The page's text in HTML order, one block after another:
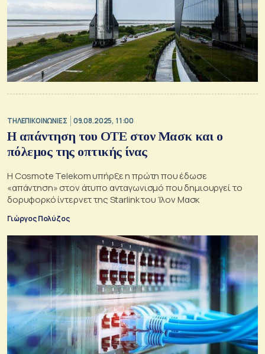
ΤΗΛΕΠΙΚΟΙΝΩΝΙΕΣ 09.08.2025, 11:00
Η απάντηση του ΟΤΕ στον Μασκ και ο
πόλεμος της οπτικής ίνας
Η Cosmote Telekom υπήρξε η πρώτη που έδωσε
«απάντηση» στον άτυπο ανταγωνισμό που δημιουργεί το
δορυφορκό ίντερνετ της Starlink του Ίλον Μασκ
Γιώργος Πολύζος